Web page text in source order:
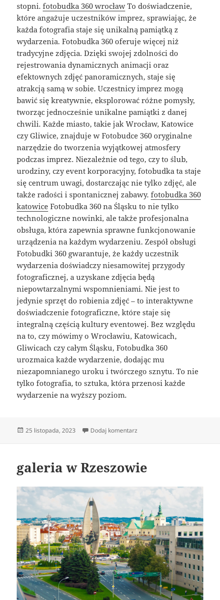
stopni.fotobudka 360 wrocław To doświadczenie,
które angażuje uczestników imprez, sprawiając, że
każda fotografia staje się unikalną pamiątką z
wydarzenia. Fotobudka 360 oferuje więcej niż
tradycyjne zdjęcia. Dzięki swojej zdolności do
rejestrowania dynamicznych animacji oraz
efektownych zdjęć panoramicznych, staje się
atrakcją samą w sobie. Uczestnicy imprez mogą
bawić się kreatywnie, eksplorować różne pomysły,
tworząc jednocześnie unikalne pamiątki z danej
chwili. Każde miasto, takie jak Wrocław, Katowice
czy Gliwice, znajduje w Fotobudce 360 oryginalne
narzędzie do tworzenia wyjątkowej atmosfery
podczas imprez. Niezależnie od tego, czy to ślub,
urodziny, czy event korporacyjny, fotobudka ta staje
się centrum uwagi, dostarczając nie tylko zdjęć, ale
także radości i spontanicznej zabawy.fotobudka 360
katowice Fotobudka 360 na Śląsku to nie tylko
technologiczne nowinki, ale także profesjonalna
obsługa, która zapewnia sprawne funkcjonowanie
urządzenia na każdym wydarzeniu. Zespół obsługi
Fotobudki 360 gwarantuje, że każdy uczestnik
wydarzenia doświadczy niesamowitej przygody
fotograficznej, a uzyskane zdjęcia będą
niepowtarzalnymi wspomnieniami. Nie jest to
jedynie sprzęt do robienia zdjęć – to interaktywne
doświadczenie fotograficzne, które staje się
integralną częścią kultury eventowej. Bez względu
na to, czy mówimy o Wrocławiu, Katowicach,
Gliwicach czy całym Śląsku, Fotobudka 360
urozmaica każde wydarzenie, dodając mu
niezapomnianego uroku i twórczego sznytu. To nie
tylko fotografia, to sztuka, która przenosi każde
wydarzenie na wyższy poziom.
Data
25 listopada, 2023 Dodaj komentarz
galeria w Rzeszowie